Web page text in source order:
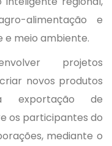
alimentação e
e meio ambiente.
projetos
novos produtos
exportação de
os participantes do
mediante o